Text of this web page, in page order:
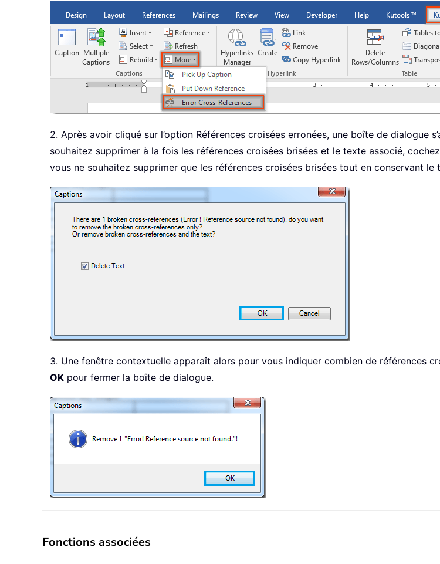
2. Après avoir cliqué sur l’option Références croisées erronées, une boîte de dialogue
souhaitez supprimer à la fois les références croisées brisées et le texte associé,
vous ne souhaitez supprimer que les références croisées brisées tout en conservant le
3. Une fenêtre contextuelle apparaît alors pour vous indiquer combien de références
OK pour fermer la boîte de dialogue.
Fonctions associées